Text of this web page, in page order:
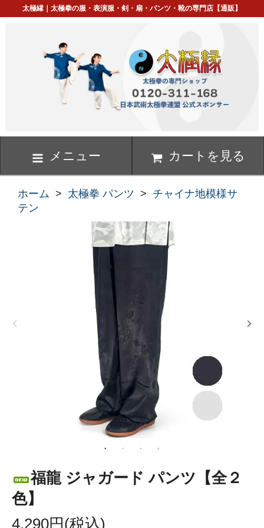
太極縁｜太極拳の服・表演服・剣・扇・パンツ・靴の専門店【通販】
メニュー カートを見る
ホーム > 太極拳 パンツ > チャイナ地模様サ
テン
福龍 ジャガード パンツ【全２
色】
4,290円(税込)